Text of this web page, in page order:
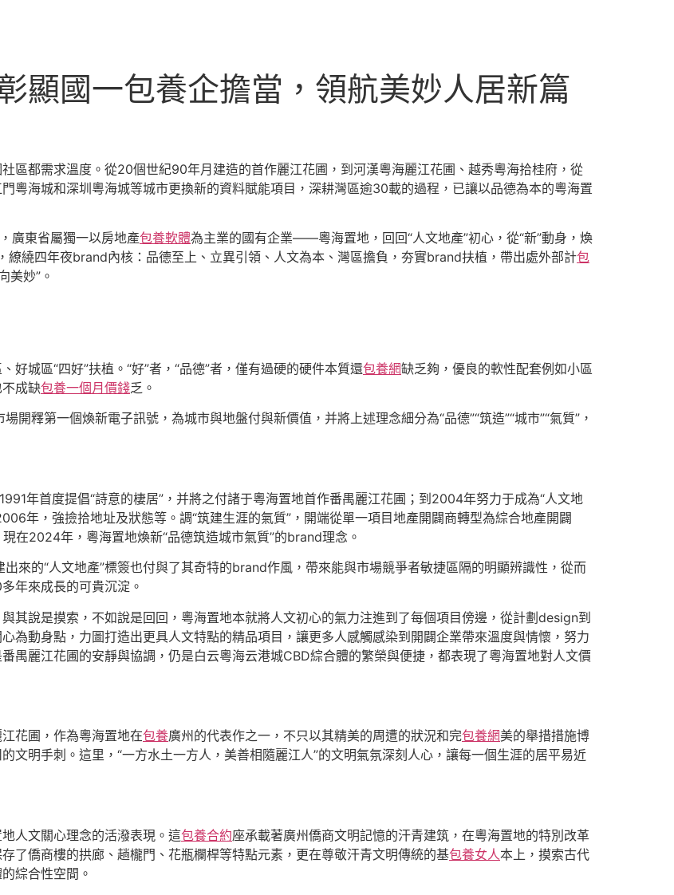
顯國一包養企擔當，領航美妙人居新篇
區都需求溫度。從20個世紀90年月建造的首作麗江花圃，到河漢粵海麗江花圃、越秀粵海拾桂府，從
粵海城和深圳粵海城等城市更換新的資料賦能項目，深耕灣區逾30載的過程，已讓以品德為本的粵海置
廣東省屬獨一以房地產包養軟體為主業的國有企業——粵海置地，回回“人文地產”初心，從“新”動身，煥
繞四年夜brand內核：品德至上、立異引領、人文為本、灣區擔負，夯實brand扶植，帶出處外部計包
妙”。
城區“四好”扶植。“好”者，“品德”者，僅有過硬的硬件本質還包養網缺乏夠，優良的軟性配套例如小區
成缺包養一個月價錢乏。
開釋第一個煥新電子訊號，為城市與地盤付與新價值，并將上述理念細分為“品德”“筑造”“城市”“氣質”，
年首度提倡“詩意的棲居”，并將之付諸于粵海置地首作番禺麗江花圃；到2004年努力于成為“人文地
年，強撿拾地址及狀態等。調“筑建生涯的氣質”，開端從單一項目地產開闢商轉型為綜合地產開闢
在2024年，粵海置地煥新“品德筑造城市氣質”的brand理念。
來的“人文地產”標簽也付與了其奇特的brand作風，帶來能與市場競爭者敏捷區隔的明顯辨識性，從而
年來成長的可貴沉淀。
其說是摸索，不如說是回回，粵海置地本就將人文初心的氣力注進到了每個項目傍邊，從計劃design到
為動身點，力圖打造出更具人文特點的精品項目，讓更多人感觸感染到開闢企業帶來溫度與情懷，努力
禺麗江花圃的安靜與協調，仍是白云粵海云港城CBD綜合體的繁榮與便捷，都表現了粵海置地對人文價
花圃，作為粵海置地在包養廣州的代表作之一，不只以其精美的周遭的狀況和完包養網美的舉措措施博
文明手刺。這里，“一方水土一方人，美善相隨麗江人”的文明氣氛深刻人心，讓每一個生涯的居平易近
人文關心理念的活潑表現。這包養合約座承載著廣州僑商文明記憶的汗青建筑，在粵海置地的特別改革
了僑商樓的拱廊、趟櫳門、花瓶欄桿等特點元素，更在尊敬汗青文明傳統的基包養女人本上，摸索古代
綜合性空間。